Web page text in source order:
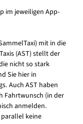
im jeweiligen App-
mit in die
(AST) stellt der
nicht so stark
Sie hier in
Auch AST haben
Fahrtwunsch (in der
anmelden.
parallel keine